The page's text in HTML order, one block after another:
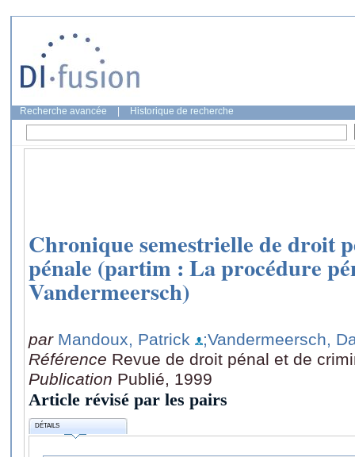
Recherche avancée Historique de recherche
Chronique semestrielle de droit
pénale (partim : La procédure
Vandermeersch)
par Mandoux, Patrick
;Vandermeersch,
Référence Revue de droit pénal et de
Publication Publié, 1999
Article révisé par les pairs
DÉTAILS